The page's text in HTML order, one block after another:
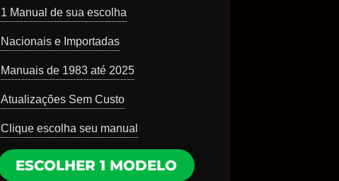
1 Manual de sua escolha
Nacionais e Importadas
Manuais de 1983 até 2025
Atualizações Sem Custo
Clique escolha seu manual
ESCOLHER 1 MODELO